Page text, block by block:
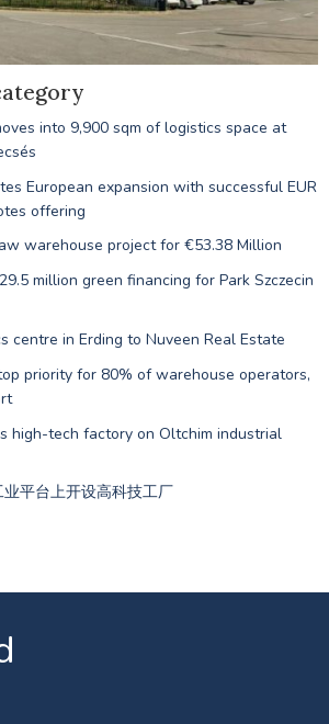
into 9,900 sqm of logistics space at
European expansion with successful EUR
offering
warehouse project for €53.38 Million
million green financing for Park Szczecin
centre in Erding to Nuveen Real Estate
priority for 80% of warehouse operators,
high-tech factory on Oltchim industrial
平台上开设高科技工厂